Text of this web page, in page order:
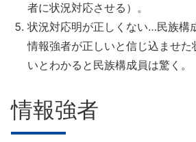
者に状況対応させる）。
状況対応明が正しくない…民族構
情報強者が正しいと信じ込ませた
いとわかると民族構成員は驚く。
情報強者